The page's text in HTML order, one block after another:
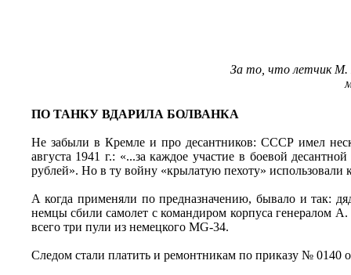
За то, что летчик М.
ПО ТАНКУ ВДАРИЛА БОЛВАНКА
Не забыли в Кремле и про десантников: СССР имел
августа 1941 г.: «...за каждое участие в боевой
рублей». Но в ту войну «крылатую пехоту»
А когда применяли по предназначению, бывало и так:
немцы сбили самолет с командиром корпуса генералом
всего три пули из немецкого MG-34.
Следом стали платить и ремонтникам по приказу № 0140